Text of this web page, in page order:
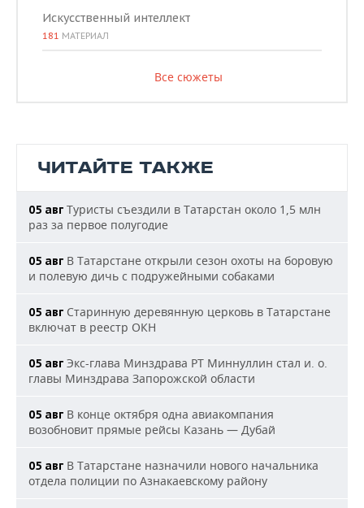
Искусственный интеллект
181 МАТЕРИАЛ
Все сюжеты
ЧИТАЙТЕ ТАКЖЕ
05 авг Туристы съездили в Татарстан около 1,5 млн
раз за первое полугодие
05 авг В Татарстане открыли сезон охоты на боровую
и полевую дичь с подружейными собаками
05 авг Старинную деревянную церковь в Татарстане
включат в реестр ОКН
05 авг Экс-глава Минздрава РТ Миннуллин стал и. о.
главы Минздрава Запорожской области
05 авг В конце октября одна авиакомпания
возобновит прямые рейсы Казань — Дубай
05 авг В Татарстане назначили нового начальника
отдела полиции по Азнакаевскому району